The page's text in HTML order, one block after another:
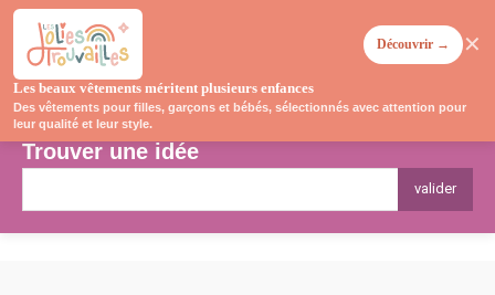
Trouver une idée
valider
Les beaux vêtements méritent plusieurs enfances
Des vêtements pour filles, garçons et bébés, sélectionnés avec attention pour
leur qualité et leur style.
Découvrir → ✕